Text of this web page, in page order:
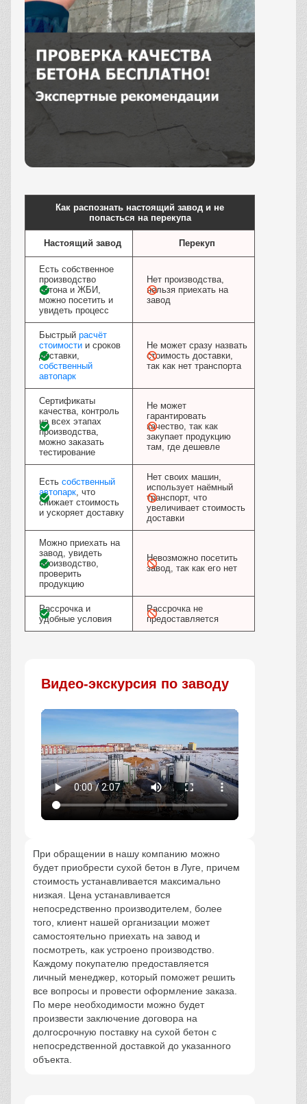
Как распознать настоящий завод и не
попасться на перекупа
Настоящий завод Перекуп
Есть собственное
производство
бетона и ЖБИ,
можно посетить и
увидеть процесс
Нет производства,
нельзя приехать на
завод
Быстрый расчёт
стоимости и сроков
доставки,
собственный
автопарк
Не может сразу назвать
стоимость доставки,
так как нет транспорта
Сертификаты
качества, контроль
на всех этапах
производства,
можно заказать
тестирование
Не может
гарантировать
качество, так как
закупает продукцию
там, где дешевле
Есть собственный
автопарк, что
снижает стоимость
и ускоряет доставку
Нет своих машин,
использует наёмный
транспорт, что
увеличивает стоимость
доставки
Можно приехать на
завод, увидеть
производство,
проверить
продукцию
Невозможно посетить
завод, так как его нет
Рассрочка и
удобные условия
Рассрочка не
предоставляется
Видео-экскурсия по заводу
При обращении в нашу компанию можно
будет приобрести сухой бетон в Луге, причем
стоимость устанавливается максимально
низкая. Цена устанавливается
непосредственно производителем, более
того, клиент нашей организации может
самостоятельно приехать на завод и
посмотреть, как устроено производство.
Каждому покупателю предоставляется
личный менеджер, который поможет решить
все вопросы и провести оформление заказа.
По мере необходимости можно будет
произвести заключение договора на
долгосрочную поставку на сухой бетон с
непосредственной доставкой до указанного
объекта.